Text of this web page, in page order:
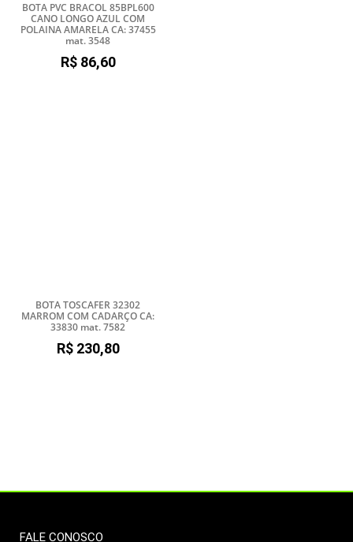
BOTA PVC BRACOL 85BPL600
CANO LONGO AZUL COM
POLAINA AMARELA CA: 37455
mat. 3548
R$ 86,60
BOTA TOSCAFER 32302
MARROM COM CADARÇO CA:
33830 mat. 7582
R$ 230,80
FALE CONOSCO